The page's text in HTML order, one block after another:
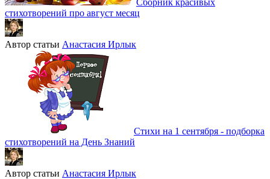
стихотворений про август месяц
Автор статьи Анастасия Ирлык
Стихи на 1 сентября - подборка
стихотворений на День Знаний
Автор статьи Анастасия Ирлык